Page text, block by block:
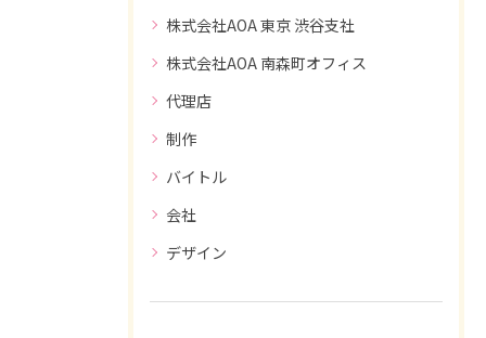
株式会社AOA 東京 渋谷支社
株式会社AOA 南森町オフィス
代理店
制作
バイトル
会社
デザイン